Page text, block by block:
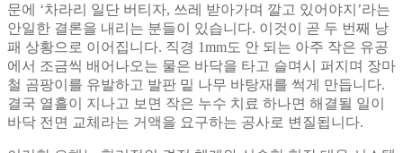
문에 ‘차라리 일단 버티자, 쓰레 받아가며 깔고 있어야지’라는
안일한 결론을 내리는 분들이 있습니다. 이것이 곧 두 번째 낭
패 상황으로 이어집니다. 직경 1mm도 안 되는 아주 작은 유공
에서 조금씩 배어나오는 물은 바닥을 타고 슬며시 퍼지며 장마
철 곰팡이를 유발하고 발판 밑 나무 바탕재를 썩게 만듭니다.
결국 열흘이 지나고 보면 작은 누수 치료 하나면 해결될 일이
바닥 전면 교체라는 거액을 요구하는 공사로 변질됩니다.